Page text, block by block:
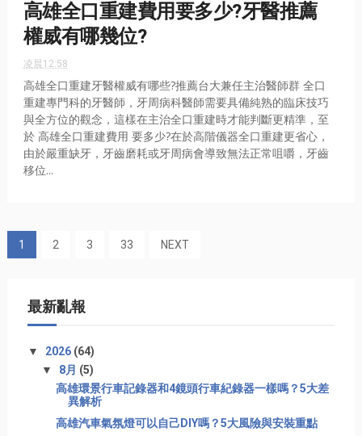
高雄全口重建費用要多少?牙醫推薦
權威有哪幾位?
凌晨12:58
高雄全口重建牙醫權威有哪些?推薦台大兼任主治醫師群 全口
重建專門科的牙醫師，牙周病科醫師需要具備純熟的臨床技巧
與全方位的觀念，這樣在主治全口重建時才能判斷更精準，至
於 高雄全口重建費用 要多少?在於高階儀器全口重建更省心，
由於嚴重缺牙，牙齒磨耗或牙周病會導致無法正常咀嚼，牙齒
移位...
1 2 3 33 NEXT
最新亂報
▼ 2026 (64)
▼ 8月 (5)
高雄環景行車記錄器和4鏡頭行車紀錄器一樣嗎？5大差
異解析
高雄汽車氣氛燈可以自己DIY嗎？5大風險與安裝重點